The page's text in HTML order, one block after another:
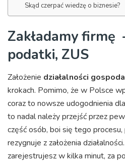
Skąd czerpać wiedzę o biznesie?
Zakładamy firmę
podatki, ZUS
Założenie działalności
krokach. Pomimo, że w Polsce
coraz to nowsze udogodnienia dla
to nadal należy przejść przez
część osób, boi się tego procesu,
rezygnuje z założenia
zarejestrujesz w kilka minut, za